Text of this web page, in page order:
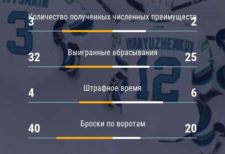
Количество полученных численных преимуществ
3 2
Выигранные вбрасывания
32 25
Штрафное время
4 6
Броски по воротам
40 20